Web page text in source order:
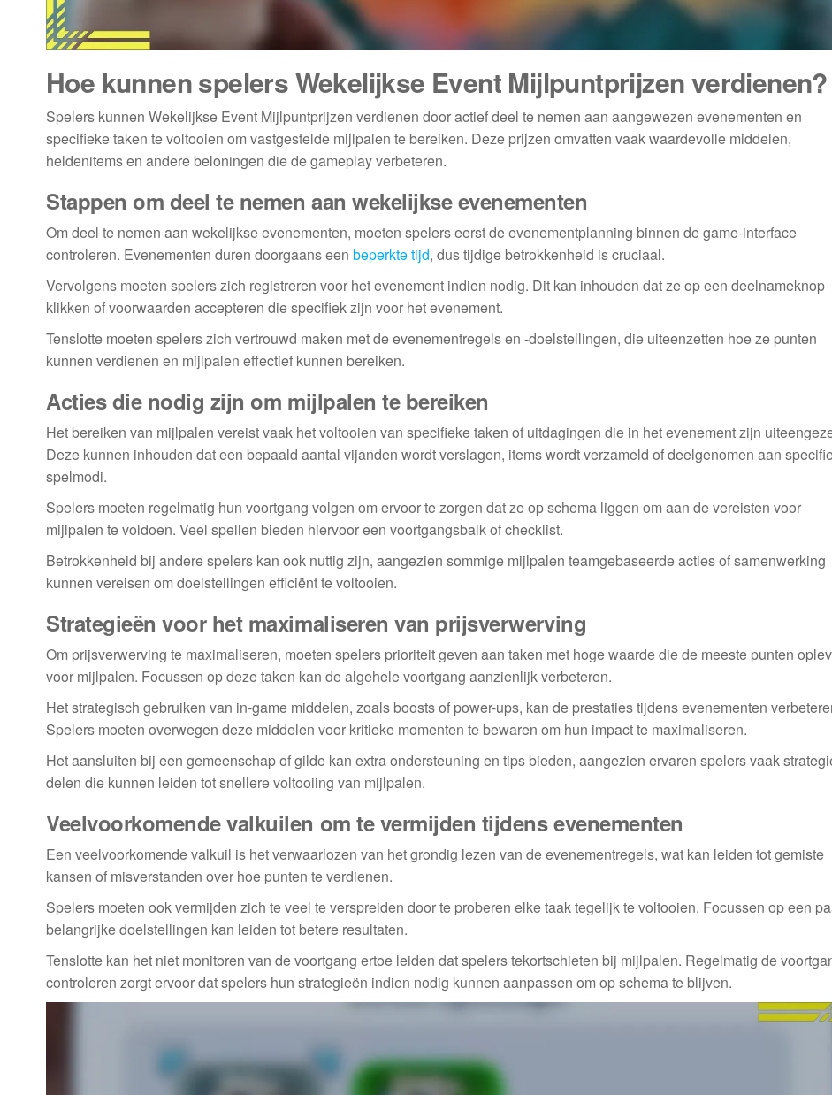
Hoe kunnen spelers Wekelijkse Event Mijlpuntprijzen verdienen?
Spelers kunnen Wekelijkse Event Mijlpuntprijzen verdienen door actief deel te nemen aan aangewezen evenementen en
specifieke taken te voltooien om vastgestelde mijlpalen te bereiken. Deze prijzen omvatten vaak waardevolle middelen,
heldenitems en andere beloningen die de gameplay verbeteren.
Stappen om deel te nemen aan wekelijkse evenementen
Om deel te nemen aan wekelijkse evenementen, moeten spelers eerst de evenementplanning binnen de game-interface
controleren. Evenementen duren doorgaans een beperkte tijd, dus tijdige betrokkenheid is cruciaal.
Vervolgens moeten spelers zich registreren voor het evenement indien nodig. Dit kan inhouden dat ze op een deelnameknop
klikken of voorwaarden accepteren die specifiek zijn voor het evenement.
Tenslotte moeten spelers zich vertrouwd maken met de evenementregels en -doelstellingen, die uiteenzetten hoe ze punten
kunnen verdienen en mijlpalen effectief kunnen bereiken.
Acties die nodig zijn om mijlpalen te bereiken
Het bereiken van mijlpalen vereist vaak het voltooien van specifieke taken of uitdagingen die in het evenement zijn
Deze kunnen inhouden dat een bepaald aantal vijanden wordt verslagen, items wordt verzameld of deelgenomen aan
spelmodi.
Spelers moeten regelmatig hun voortgang volgen om ervoor te zorgen dat ze op schema liggen om aan de vereisten voor
mijlpalen te voldoen. Veel spellen bieden hiervoor een voortgangsbalk of checklist.
Betrokkenheid bij andere spelers kan ook nuttig zijn, aangezien sommige mijlpalen teamgebaseerde acties of samenwerking
kunnen vereisen om doelstellingen efficiënt te voltooien.
Strategieën voor het maximaliseren van prijsverwerving
Om prijsverwerving te maximaliseren, moeten spelers prioriteit geven aan taken met hoge waarde die de meeste punten
voor mijlpalen. Focussen op deze taken kan de algehele voortgang aanzienlijk verbeteren.
Het strategisch gebruiken van in-game middelen, zoals boosts of power-ups, kan de prestaties tijdens evenementen
Spelers moeten overwegen deze middelen voor kritieke momenten te bewaren om hun impact te maximaliseren.
Het aansluiten bij een gemeenschap of gilde kan extra ondersteuning en tips bieden, aangezien ervaren spelers vaak
delen die kunnen leiden tot snellere voltooiing van mijlpalen.
Veelvoorkomende valkuilen om te vermijden tijdens evenementen
Een veelvoorkomende valkuil is het verwaarlozen van het grondig lezen van de evenementregels, wat kan leiden tot gemiste
kansen of misverstanden over hoe punten te verdienen.
Spelers moeten ook vermijden zich te veel te verspreiden door te proberen elke taak tegelijk te voltooien. Focussen op een
belangrijke doelstellingen kan leiden tot betere resultaten.
Tenslotte kan het niet monitoren van de voortgang ertoe leiden dat spelers tekortschieten bij mijlpalen. Regelmatig de
controleren zorgt ervoor dat spelers hun strategieën indien nodig kunnen aanpassen om op schema te blijven.